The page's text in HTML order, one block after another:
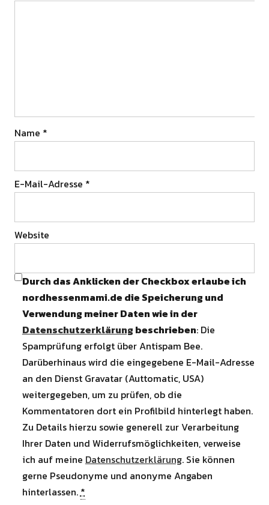
Name *
E-Mail-Adresse *
Website
Durch das Anklicken der Checkbox erlaube ich
nordhessenmami.de die Speicherung und
Verwendung meiner Daten wie in der
Datenschutzerklärung beschrieben: Die
Spamprüfung erfolgt über Antispam Bee.
Darüberhinaus wird die eingegebene E-Mail-Adresse
an den Dienst Gravatar (Auttomatic, USA)
weitergegeben, um zu prüfen, ob die
Kommentatoren dort ein Profilbild hinterlegt haben.
Zu Details hierzu sowie generell zur Verarbeitung
Ihrer Daten und Widerrufsmöglichkeiten, verweise
ich auf meine Datenschutzerklärung. Sie können
gerne Pseudonyme und anonyme Angaben
hinterlassen.*